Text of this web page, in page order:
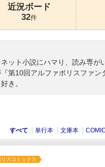
近況ボード
32件
ット小説にハマり、読み専が
第10回アルファポリスファ
き。
すべて 単行本 文庫本
スコミックス